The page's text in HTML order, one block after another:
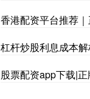
香港配资平台推荐
杠杆炒股利息成本
股票配资app下载|